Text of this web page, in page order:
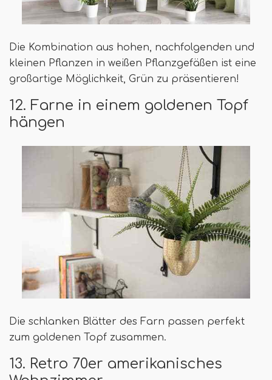
Die Kombination aus hohen, nachfolgenden und
kleinen Pflanzen in weißen Pflanzgefäßen ist eine
großartige Möglichkeit, Grün zu präsentieren!
12. Farne in einem goldenen Topf
hängen
Die schlanken Blätter des Farn passen perfekt
zum goldenen Topf zusammen.
13. Retro 70er amerikanisches